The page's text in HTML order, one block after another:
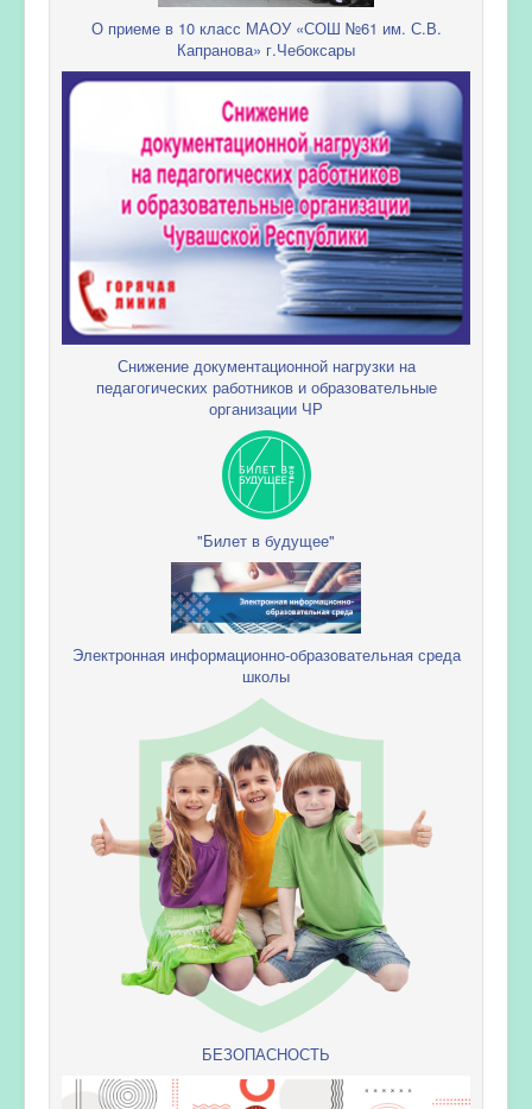
О приеме в 10 класс МАОУ «СОШ №61 им. С.В.
Капранова» г.Чебоксары
Снижение документационной нагрузки на
педагогических работников и образовательные
организации ЧР
"Билет в будущее"
Электронная информационно-образовательная среда
школы
БЕЗОПАСНОСТЬ